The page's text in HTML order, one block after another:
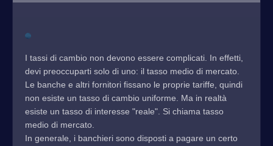
I tassi di cambio non devono essere complicati. In effetti,
devi preoccuparti solo di uno: il tasso medio di mercato.
Le banche e altri fornitori fissano le proprie tariffe, quindi
non esiste un tasso di cambio uniforme. Ma in realtà
esiste un tasso di interesse "reale". Si chiama tasso
medio di mercato.
In generale, i banchieri sono disposti a pagare un certo